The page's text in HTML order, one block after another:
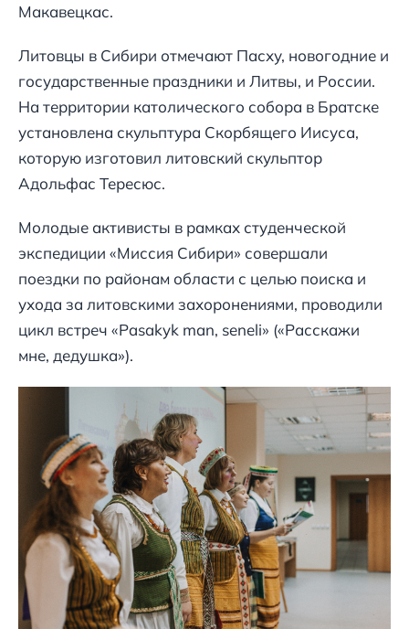
Макавецкас.
Литовцы в Сибири отмечают Пасху, новогодние и
государственные праздники и Литвы, и России.
На территории католического собора в Братске
установлена скульптура Скорбящего Иисуса,
которую изготовил литовский скульптор
Адольфас Тересюс.
Молодые активисты в рамках студенческой
экспедиции «Миссия Сибири» совершали
поездки по районам области с целью поиска и
ухода за литовскими захоронениями, проводили
цикл встреч «Pasakyk man, seneli» («Расскажи
мне, дедушка»).